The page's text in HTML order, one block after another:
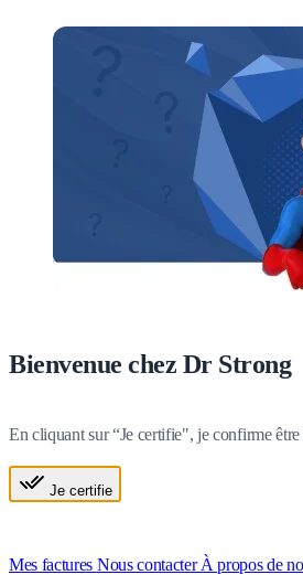
Bienvenue chez Dr Strong
En cliquant sur “Je certifie", je confirme
Je certifie
Mes factures Nous contacterÀ propos de